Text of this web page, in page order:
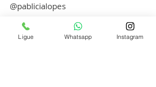
@pablicialopes
Anterior Próximo
Ligue Whatsapp Instagram